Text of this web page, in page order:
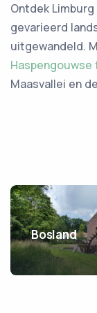
Ontdek
gevarieerd
uitgewandeld.
Maasvallei en
Bosland